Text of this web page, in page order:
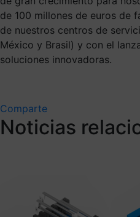
de 100 millones de euros de
de nuestros centros de
México y Brasil) y con el
soluciones innovadoras.
Comparte
Noticias